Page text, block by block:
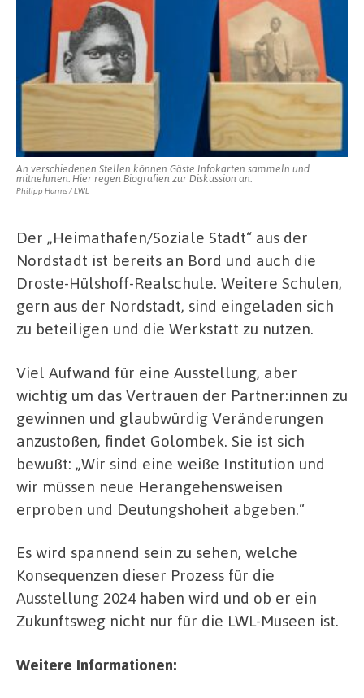
An verschiedenen Stellen können Gäste Infokarten sammeln und
mitnehmen. Hier regen Biografien zur Diskussion an.
Philipp Harms / LWL
Der „Heimathafen/Soziale Stadt“ aus der
Nordstadt ist bereits an Bord und auch die
Droste-Hülshoff-Realschule. Weitere Schulen,
gern aus der Nordstadt, sind eingeladen sich
zu beteiligen und die Werkstatt zu nutzen.
Viel Aufwand für eine Ausstellung, aber
wichtig um das Vertrauen der Partner:innen zu
gewinnen und glaubwürdig Veränderungen
anzustoßen, findet Golombek. Sie ist sich
bewußt: „Wir sind eine weiße Institution und
wir müssen neue Herangehensweisen
erproben und Deutungshoheit abgeben.“
Es wird spannend sein zu sehen, welche
Konsequenzen dieser Prozess für die
Ausstellung 2024 haben wird und ob er ein
Zukunftsweg nicht nur für die LWL-Museen ist.
Weitere Informationen: